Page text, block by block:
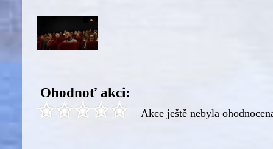
Ohodnoť akci:
Akce ještě nebyla